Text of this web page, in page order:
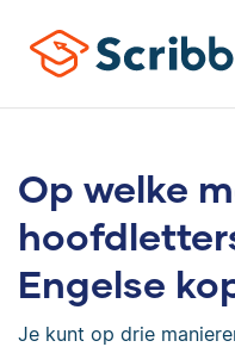
Op welke
Engelse
Je kunt op drie